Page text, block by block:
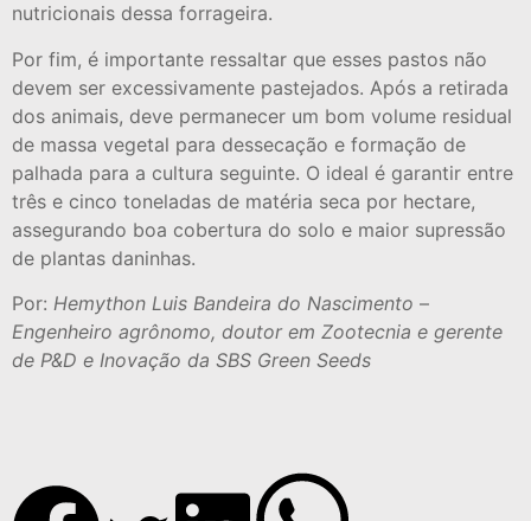
nutricionais dessa forrageira.
Por fim, é importante ressaltar que esses pastos não
devem ser excessivamente pastejados. Após a retirada
dos animais, deve permanecer um bom volume residual
de massa vegetal para dessecação e formação de
palhada para a cultura seguinte. O ideal é garantir entre
três e cinco toneladas de matéria seca por hectare,
assegurando boa cobertura do solo e maior supressão
de plantas daninhas.
Por: Hemython Luis Bandeira do Nascimento –
Engenheiro agrônomo, doutor em Zootecnia e gerente
de P&D e Inovação da SBS Green Seeds